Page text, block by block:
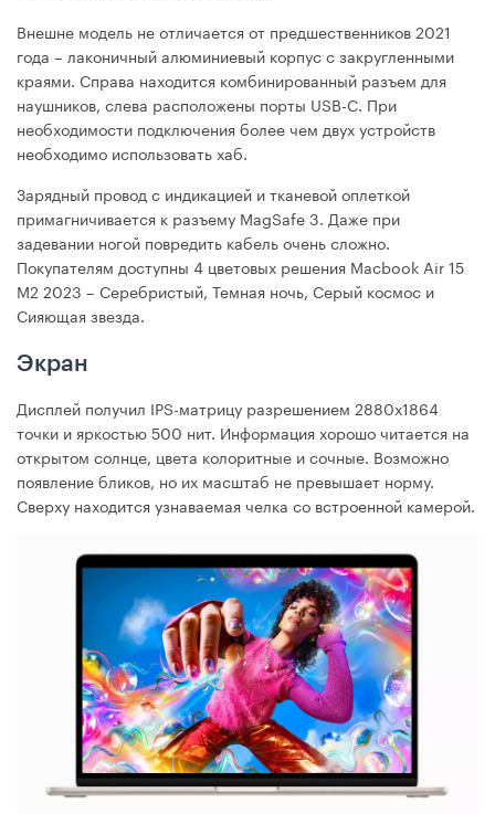
Внешне модель не отличается от предшественников 2021
года – лаконичный алюминиевый корпус с закругленными
краями. Справа находится комбинированный разъем для
наушников, слева расположены порты USB-C. При
необходимости подключения более чем двух устройств
необходимо использовать хаб.
Зарядный провод с индикацией и тканевой оплеткой
примагничивается к разъему MagSafe 3. Даже при
задевании ногой повредить кабель очень сложно.
Покупателям доступны 4 цветовых решения Macbook Air 15
M2 2023 – Серебристый, Темная ночь, Серый космос и
Сияющая звезда.
Экран
Дисплей получил IPS-матрицу разрешением 2880х1864
точки и яркостью 500 нит. Информация хорошо читается на
открытом солнце, цвета колоритные и сочные. Возможно
появление бликов, но их масштаб не превышает норму.
Сверху находится узнаваемая челка со встроенной камерой.